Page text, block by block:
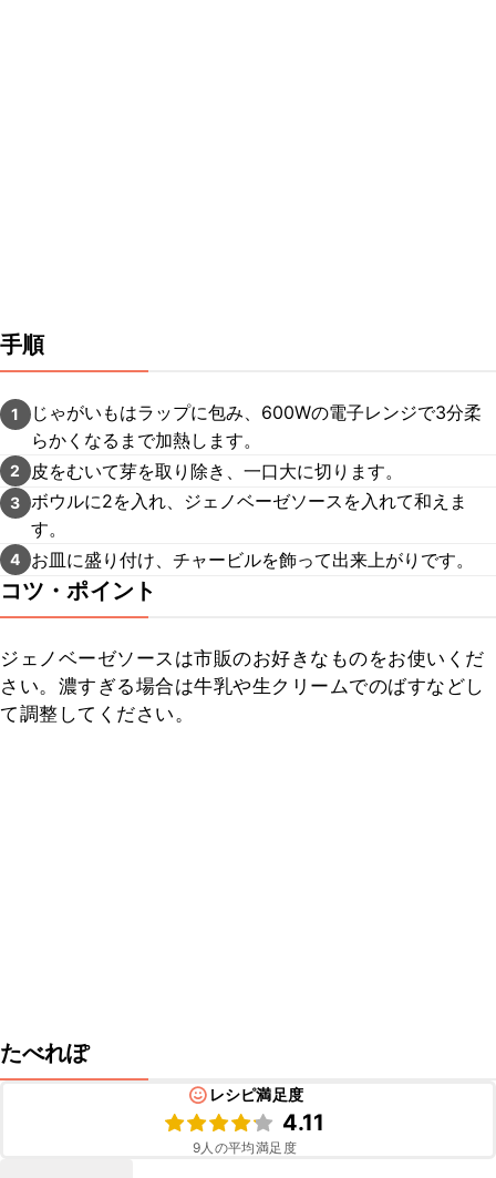
手順
1
じゃがいもはラップに包み、600Wの電子レンジで3分柔
らかくなるまで加熱します。
2 皮をむいて芽を取り除き、一口大に切ります。
3 ボウルに2を入れ、ジェノベーゼソースを入れて和えま
す。
4 お皿に盛り付け、チャービルを飾って出来上がりです。
コツ・ポイント
ジェノベーゼソースは市販のお好きなものをお使いくだ
さい。濃すぎる場合は牛乳や生クリームでのばすなどし
て調整してください。
たべれぽ
レシピ満足度
4.11
9人の平均満足度